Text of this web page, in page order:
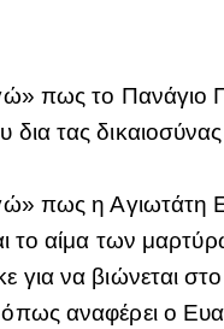
πως το Πανάγιο
τας
πως η Αγιωτάτη
το αίμα των
για να βιώνεται
αναφέρει ο